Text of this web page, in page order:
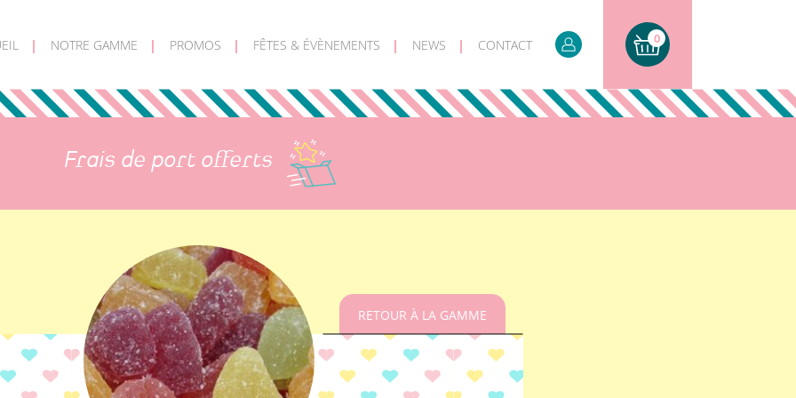
NOTRE GAMME PROMOS FÊTES & ÉVÈNEMENTS NEWS CONTACT 0
Frais de port offerts
RETOUR À LA GAMME